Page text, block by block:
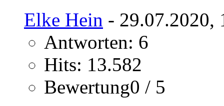
Elke Hein - 29.07.2020,
Antworten: 6
Hits: 13.582
Bewertung0 / 5